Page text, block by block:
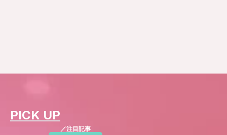
PICK UP
／注目記事